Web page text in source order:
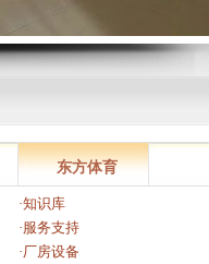
东方体育
·知识库
·服务支持
·厂房设备